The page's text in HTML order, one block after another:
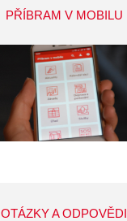
PŘÍBRAM V MOBILU
OTÁZKY A ODPOVĚDI